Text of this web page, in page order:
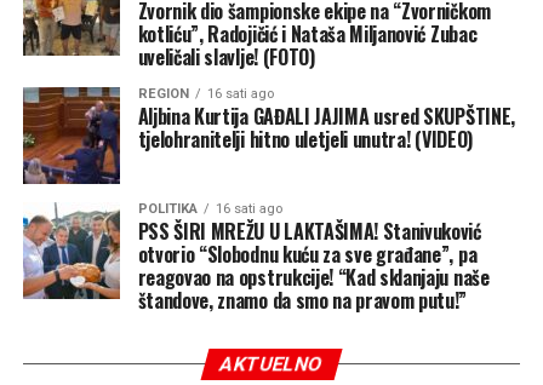
Zvornik dio šampionske ekipe na “Zvorničkom
kotliću”, Radojičić i Nataša Miljanović Zubac
uveličali slavlje! (FOTO)
REGION 16 sati ago
Aljbina Kurtija GAĐALI JAJIMA usred SKUPŠTINE,
tjelohranitelji hitno uletjeli unutra! (VIDEO)
POLITIKA 16 sati ago
PSS ŠIRI MREŽU U LAKTAŠIMA! Stanivuković
otvorio “Slobodnu kuću za sve građane”, pa
reagovao na opstrukcije! “Kad sklanjaju naše
štandove, znamo da smo na pravom putu!”
AKTUELNO